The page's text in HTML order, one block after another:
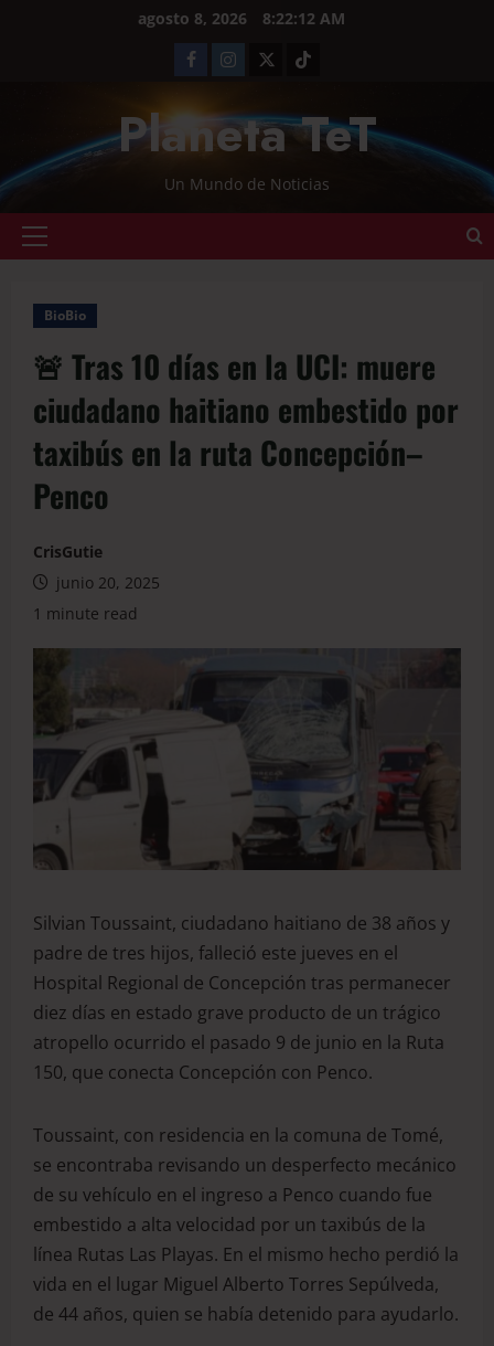
agosto 8, 2026 8:22:13 AM
Planeta TeT
Un Mundo de Noticias
BioBio
🚨 Tras 10 días en la UCI: muere
ciudadano haitiano embestido por
taxibús en la ruta Concepción–
Penco
CrisGutie
junio 20, 2025
1 minute read
Silvian Toussaint, ciudadano haitiano de 38 años y
padre de tres hijos, falleció este jueves en el
Hospital Regional de Concepción tras permanecer
diez días en estado grave producto de un trágico
atropello ocurrido el pasado 9 de junio en la Ruta
150, que conecta Concepción con Penco.
Toussaint, con residencia en la comuna de Tomé,
se encontraba revisando un desperfecto mecánico
de su vehículo en el ingreso a Penco cuando fue
embestido a alta velocidad por un taxibús de la
línea Rutas Las Playas. En el mismo hecho perdió la
vida en el lugar Miguel Alberto Torres Sepúlveda,
de 44 años, quien se había detenido para ayudarlo.